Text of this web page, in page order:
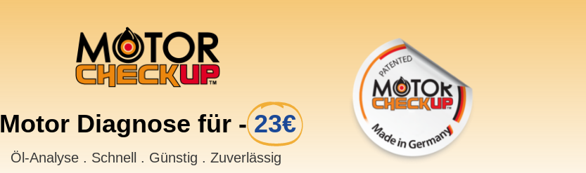
Motor Diagnose für - 23€
Öl-Analyse . Schnell . Günstig . Zuverlässig